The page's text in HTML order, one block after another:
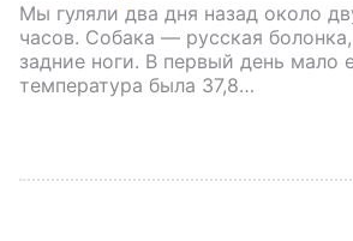
Мы гуляли два дня назад около
часов. Собака — русская
задние ноги. В первый день мало
температура была 37,8…